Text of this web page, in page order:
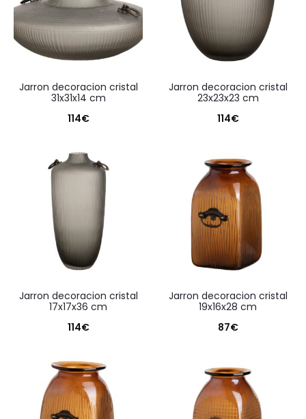
jarron decoracion cristal
31x31x14 cm
114€
jarron decoracion cristal
23x23x23 cm
114€
jarron decoracion cristal
17x17x36 cm
114€
jarron decoracion cristal
19x16x28 cm
87€